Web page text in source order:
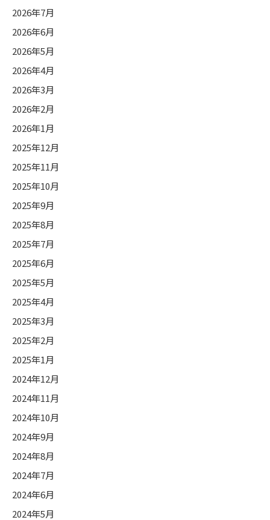
2026年7月
2026年6月
2026年5月
2026年4月
2026年3月
2026年2月
2026年1月
2025年12月
2025年11月
2025年10月
2025年9月
2025年8月
2025年7月
2025年6月
2025年5月
2025年4月
2025年3月
2025年2月
2025年1月
2024年12月
2024年11月
2024年10月
2024年9月
2024年8月
2024年7月
2024年6月
2024年5月